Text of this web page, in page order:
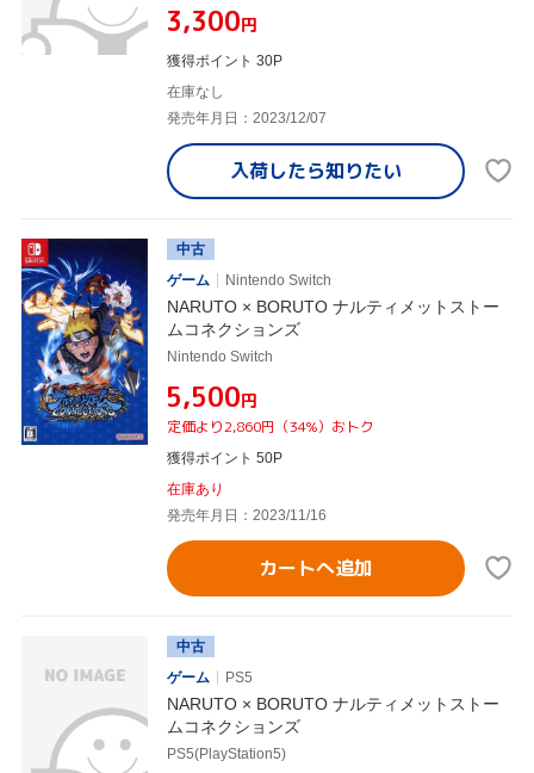
¥3,300円
獲得ポイント 30P
在庫なし
発売年月日：2023/12/07
入荷したら知りたい
中古
ゲーム
Nintendo Switch
NARUTO × BORUTO ナルティメットストー
ムコネクションズ
Nintendo Switch
¥5,500円
定価より2,860円（34%）おトク
獲得ポイント 50P
在庫あり
発売年月日：2023/11/16
カートへ追加
中古
ゲーム
PS5
NARUTO × BORUTO ナルティメットストー
ムコネクションズ
PS5(PlayStation5)